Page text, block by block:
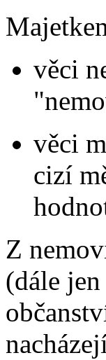
věci
věci
cizí
Z
(dále